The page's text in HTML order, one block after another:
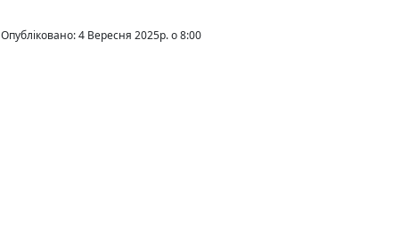
Опубліковано: 4 Вересня 2025р. о 8:00